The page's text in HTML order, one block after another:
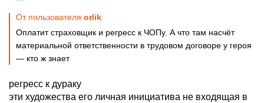
От пользователя orlik
Оплатит страховщик и регресс к ЧОПу. А что там насчёт
материальной ответственности в трудовом договоре у героя
— кто ж знает
регресс к дураку
эти художества его личная инициатива не входящая в